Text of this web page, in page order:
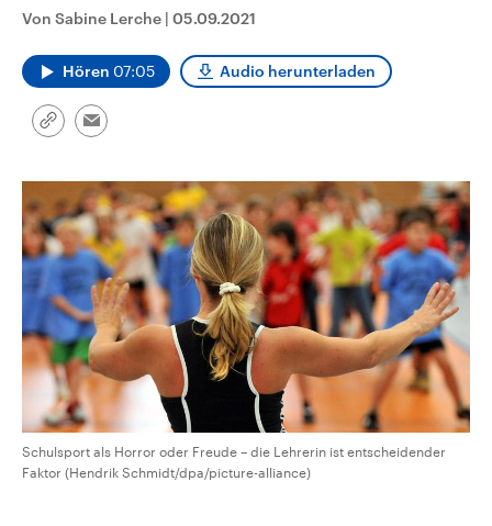
Umfragen, Prognosen,
Wahlprogramme, aktuelle Berichte
und Kandidaten der anstehenden
Wahl.
Von Sabine Lerche | 05.09.2021
Hören 07:05 Audio herunterladen
Link
Email
Schulsport als Horror oder Freude – die Lehrerin ist entscheidender
Faktor (Hendrik Schmidt/dpa/picture-alliance)